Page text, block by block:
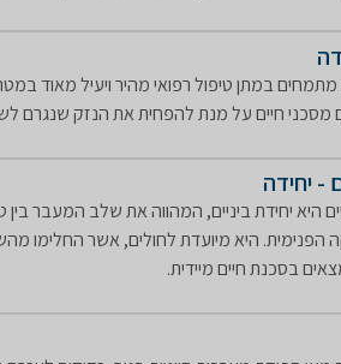
במתן טיפול רפואי מהיר ויעיל מאוד
מסכני חיים על מנת להפחית את הנזק שנגרם
- יחידה
היא יחידת ביניים, המהווה את שלב המעבר בין
הפנימית. היא מיועדת לחולים, אשר החלימו
בסכנת חיים מיידית.​